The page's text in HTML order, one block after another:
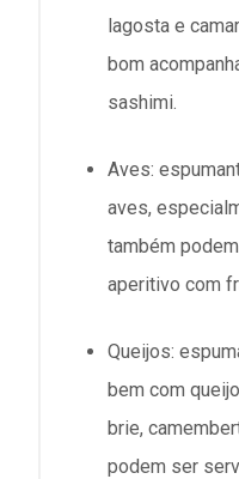
lagosta e
bom
sashimi.
Aves:
aves,
também
aperitivo com
Queijos:
bem com
brie,
podem ser